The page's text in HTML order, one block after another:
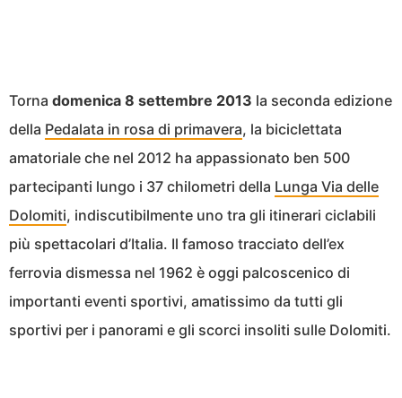
Torna domenica 8 settembre 2013 la seconda edizione
della Pedalata in rosa di primavera, la biciclettata
amatoriale che nel 2012 ha appassionato ben 500
partecipanti lungo i 37 chilometri della Lunga Via delle
Dolomiti, indiscutibilmente uno tra gli itinerari ciclabili
più spettacolari d’Italia. Il famoso tracciato dell’ex
ferrovia dismessa nel 1962 è oggi palcoscenico di
importanti eventi sportivi, amatissimo da tutti gli
sportivi per i panorami e gli scorci insoliti sulle Dolomiti.